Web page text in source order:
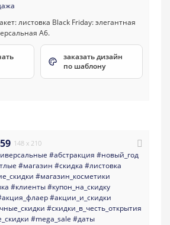
заказать дизайн
по шаблону
148 x 210
#абстракция #новый_год
#магазин #скидка #листовка
#магазин_косметики
#клиенты#купон_на_скидку
#акции_и_скидки
#скидки_в_честь_открытия
#mega_sale #даты